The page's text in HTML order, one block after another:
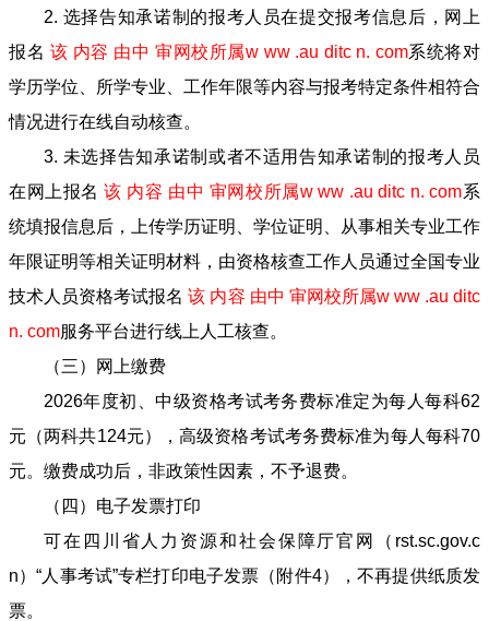
2. 选择告知承诺制的报考人员在提交报考信息后，网上
报名 该 内容 由中 审网校所属w ww .au ditc n. com系统将对
学历学位、所学专业、工作年限等内容与报考特定条件相符合
情况进行在线自动核查。
3. 未选择告知承诺制或者不适用告知承诺制的报考人员
在网上报名 该 内容 由中 审网校所属w ww .au ditc n. com系
统填报信息后，上传学历证明、学位证明、从事相关专业工作
年限证明等相关证明材料，由资格核查工作人员通过全国专业
技术人员资格考试报名 该 内容 由中 审网校所属w ww .au ditc
n. com服务平台进行线上人工核查。
（三）网上缴费
2026年度初、中级资格考试考务费标准定为每人每科62
元（两科共124元），高级资格考试考务费标准为每人每科70
元。缴费成功后，非政策性因素，不予退费。
（四）电子发票打印
可在四川省人力资源和社会保障厅官网（rst.sc.gov.c
n）“人事考试”专栏打印电子发票（附件4），不再提供纸质发
票。